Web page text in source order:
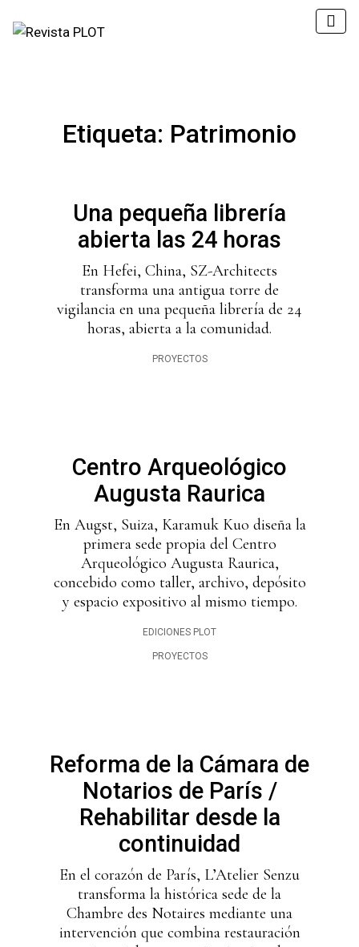
Etiqueta: Patrimonio
Una pequeña librería
abierta las 24 horas
En Hefei, China, SZ-Architects
transforma una antigua torre de
vigilancia en una pequeña librería de 24
horas, abierta a la comunidad.
PROYECTOS
Centro Arqueológico
Augusta Raurica
En Augst, Suiza, Karamuk Kuo diseña la
primera sede propia del Centro
Arqueológico Augusta Raurica,
concebido como taller, archivo, depósito
y espacio expositivo al mismo tiempo.
EDICIONES PLOT
PROYECTOS
Reforma de la Cámara de
Notarios de París /
Rehabilitar desde la
continuidad
En el corazón de París, L’Atelier Senzu
transforma la histórica sede de la
Chambre des Notaires mediante una
intervención que combina restauración